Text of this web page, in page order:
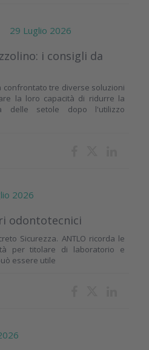
29 Luglio 2026
i consigli da
confrontato tre diverse soluzioni
la loro capacità di ridurre la
delle setole dopo l'utilizzo
2026
odontotecnici
Sicurezza. ANTLO ricorda le
per titolare di laboratorio e
essere utile